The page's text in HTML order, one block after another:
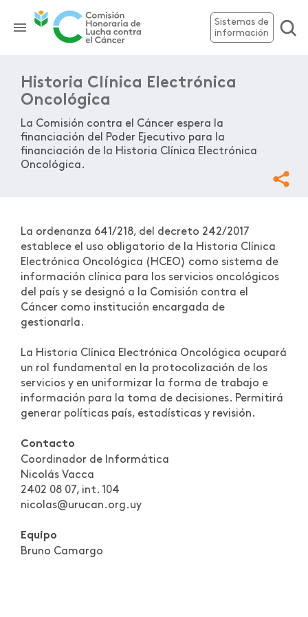
Sistemas de
información
Historia Clínica Electrónica
Oncológica
La Comisión contra el Cáncer espera la
financiación del Poder Ejecutivo para la
financiación de la Historia Clínica Electrónica
Oncológica.
La ordenanza 641/218, del decreto 242/2017
establece el uso obligatorio de la Historia Clínica
Electrónica Oncológica (HCEO) como sistema de
información clínica para los servicios oncológicos
del país y se designó a la Comisión contra el
Cáncer como institución encargada de
gestionarla.
La Historia Clínica Electrónica Oncológica ocupará
un rol fundamental en la protocolización de los
servicios y en uniformizar la forma de trabajo e
información para la toma de decisiones. Permitirá
generar políticas país, estadísticas y revisión.
Contacto
Coordinador de Informática
Nicolás Vacca
2402 08 07, int. 104
nicolas@urucan.org.uy
Equipo
Bruno Camargo